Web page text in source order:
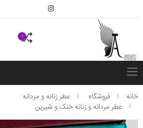
0
فهرست
خانه فروشگاه
عطر زنانه و مردانه
عطر مردانه و زنانه خنک و شیرین